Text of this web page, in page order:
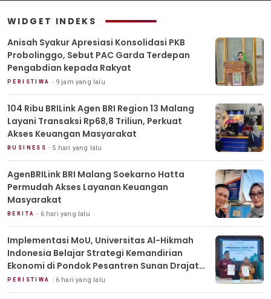
WIDGET INDEKS
Anisah Syakur Apresiasi Konsolidasi PKB
Probolinggo, Sebut PAC Garda Terdepan
Pengabdian kepada Rakyat
PERISTIWA 9 jam yang lalu
104 Ribu BRILink Agen BRI Region 13 Malang
Layani Transaksi Rp68,8 Triliun, Perkuat
Akses Keuangan Masyarakat
BUSINESS 5 hari yang lalu
AgenBRILink BRI Malang Soekarno Hatta
Permudah Akses Layanan Keuangan
Masyarakat
BERITA 6 hari yang lalu
Implementasi MoU, Universitas Al-Hikmah
Indonesia Belajar Strategi Kemandirian
Ekonomi di Pondok Pesantren Sunan Drajat
Lamongan
PERISTIWA 6 hari yang lalu